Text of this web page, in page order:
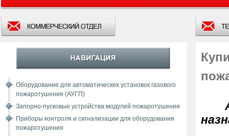
Оборудование для автоматических установок газового
пожаротушения (АУГП)
Запорно-пусковые устройства модулей пожаротушения
Приборы контроля и сигнализации для оборудования
пожаротушения